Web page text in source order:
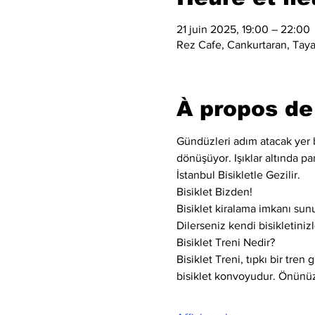
21 juin 2025, 19:00 – 22:00
Rez Cafe, Cankurtaran,
À propos
Gündüzleri adım atacak
dönüşüyor. Işıklar altında
İstanbul Bisikletle Gezilir.
Bisiklet Bizden!
Bisiklet kiralama imkanı
Dilerseniz kendi
Bisiklet Treni Nedir?
Bisiklet Treni, tıpkı bir tren
bisiklet konvoyudur.